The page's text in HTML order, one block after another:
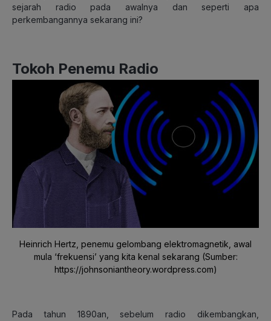
sejarah radio pada awalnya dan seperti apa
perkembangannya sekarang ini?
Tokoh Penemu Radio
Heinrich Hertz, penemu gelombang elektromagnetik, awal
mula ‘frekuensi’ yang kita kenal sekarang (Sumber:
https://johnsoniantheory.wordpress.com)
Pada tahun 1890an, sebelum radio dikembangkan,